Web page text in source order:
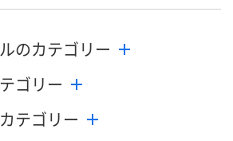
へ カゴへ
のカテゴリー
ゴリー
テゴリー